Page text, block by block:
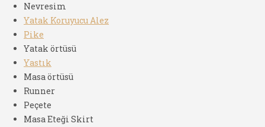
Nevresim
Yatak Koruyucu Alez
Pike
Yatak örtüsü
Yastık
Masa örtüsü
Runner
Peçete
Masa Eteği Skirt